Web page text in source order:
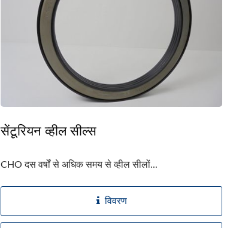
सेंटूरियन व्हील सील्स
CHO दस वर्षों से अधिक समय से व्हील सीलों...
विवरण